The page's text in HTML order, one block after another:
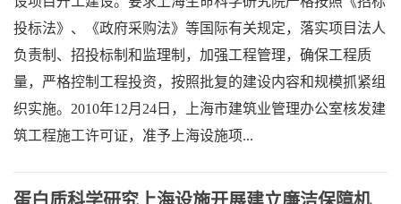
投标法》、《政府采购法》等国际有关规定，落实项目法人
负责制、招投标制和监理制，加强工程管理，确保工程质
量，严格控制工程投资，按照批复的建设内容和规模抓紧组
织实施。2010年12月24日，上海市建筑业管理办公室核发建
筑工程施工许可证，准予上海设施项...